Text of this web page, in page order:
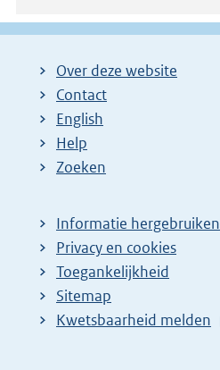
Over deze website
Contact
English
Help
Zoeken
Informatie hergebruiken
Privacy en cookies
Toegankelijkheid
Sitemap
E
Kwetsbaarheid melden